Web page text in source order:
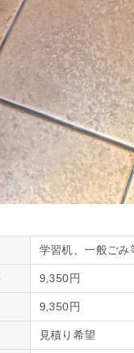
学習机、一般ごみ
9,350円
9,350円
見積り希望